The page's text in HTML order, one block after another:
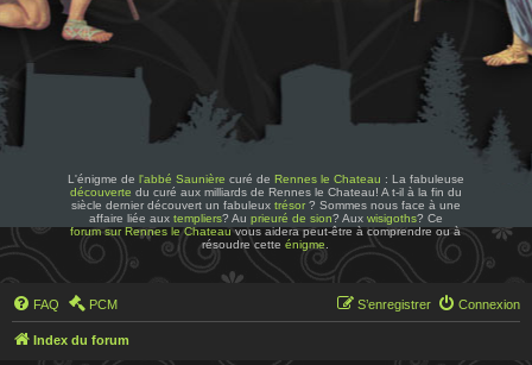
L'énigme de l'abbé Saunière curé de Rennes le Chateau : La fabuleuse
découverte du curé aux milliards de Rennes le Chateau! A t-il à la fin du
siècle dernier découvert un fabuleux trésor? Sommes nous face à une
affaire liée aux templiers? Au prieuré de sion? Aux wisigoths? Ce
forum sur Rennes le Chateauvous aidera peut-être à comprendre ou à
résoudre cetteénigme
FAQ PCM Connexion
S’enregistrer
Index du forum